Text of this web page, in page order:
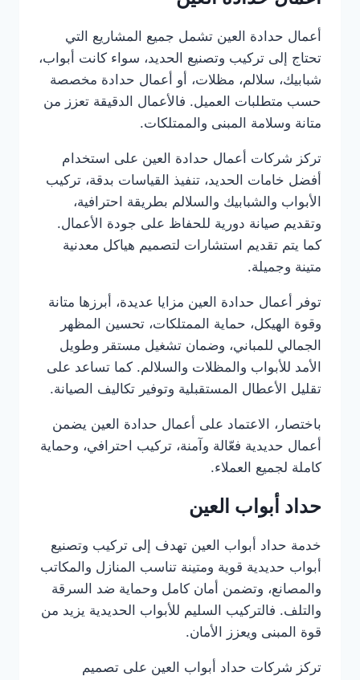
أعمال حدادة العين تشمل جميع المشاريع التي
تحتاج إلى تركيب وتصنيع الحديد، سواء كانت أبواب،
شبابيك، سلالم، مظلات، أو أعمال حدادة مخصصة
حسب متطلبات العميل. فالأعمال الدقيقة تعزز من
متانة وسلامة المبنى والممتلكات.
تركز شركات أعمال حدادة العين على استخدام
أفضل خامات الحديد، تنفيذ القياسات بدقة، تركيب
الأبواب والشبابيك والسلالم بطريقة احترافية،
وتقديم صيانة دورية للحفاظ على جودة الأعمال.
كما يتم تقديم استشارات لتصميم هياكل معدنية
متينة وجميلة.
توفر أعمال حدادة العين مزايا عديدة، أبرزها متانة
وقوة الهيكل، حماية الممتلكات، تحسين المظهر
الجمالي للمباني، وضمان تشغيل مستقر وطويل
الأمد للأبواب والمظلات والسلالم. كما تساعد على
تقليل الأعطال المستقبلية وتوفير تكاليف الصيانة.
باختصار، الاعتماد على أعمال حدادة العين يضمن
أعمال حديدية فعّالة وآمنة، تركيب احترافي، وحماية
كاملة لجميع العملاء.
حداد أبواب العين
خدمة حداد أبواب العين تهدف إلى تركيب وتصنيع
أبواب حديدية قوية ومتينة تناسب المنازل والمكاتب
والمصانع، وتضمن أمان كامل وحماية ضد السرقة
والتلف. فالتركيب السليم للأبواب الحديدية يزيد من
قوة المبنى ويعزز الأمان.
تركز شركات حداد أبواب العين على تصميم